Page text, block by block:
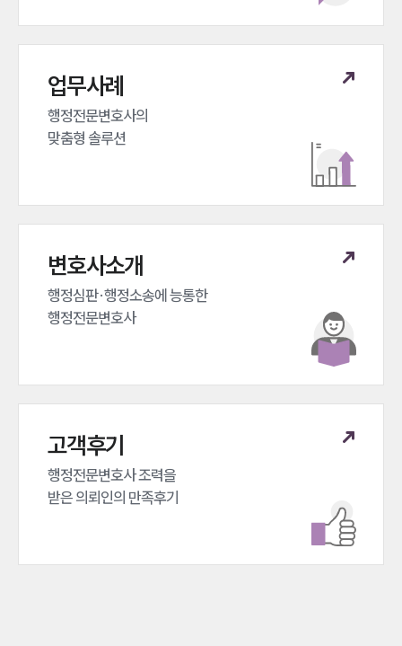
업무사례
행정전문변호사의
맞춤형 솔루션
변호사소개
행정심판·행정소송에 능통한
행정전문변호사
고객후기
행정전문변호사 조력을
받은 의뢰인의 만족후기